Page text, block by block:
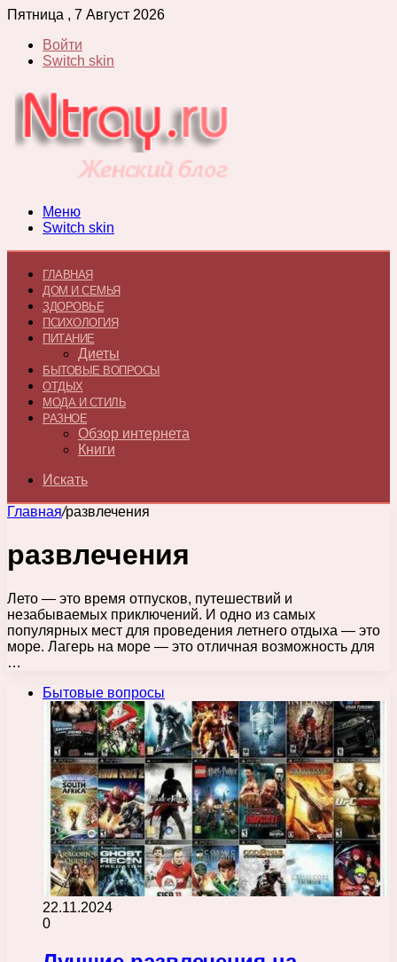
Пятница , 7 Август 2026
Войти
Switch skin
Меню
Switch skin
ГЛАВНАЯ
ДОМ И СЕМЬЯ
ЗДОРОВЬЕ
ПСИХОЛОГИЯ
ПИТАНИЕ
Диеты
БЫТОВЫЕ ВОПРОСЫ
ОТДЫХ
МОДА И СТИЛЬ
РАЗНОЕ
Обзор интернета
Книги
Искать
Главная/развлечения
развлечения
Лето — это время отпусков, путешествий и
незабываемых приключений. И одно из самых
популярных мест для проведения летнего отдыха — это
море. Лагерь на море — это отличная возможность для
…
Бытовые вопросы
22.11.2024
0